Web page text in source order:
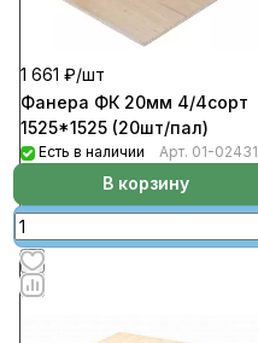
1 661 ₽/шт
Фанера ФК 20мм 4/4сорт
1525*1525 (20шт/пал)
Есть в наличии Арт. 01-02431
В корзину